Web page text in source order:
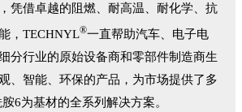
凭借卓越的阻燃、耐高温、耐化学、抗
，TECHNYL®一直帮助汽车、电子电
分行业的原始设备商和零部件制造商生
、智能、环保的产品，为市场提供了多
6为基材的全系列解决方案。